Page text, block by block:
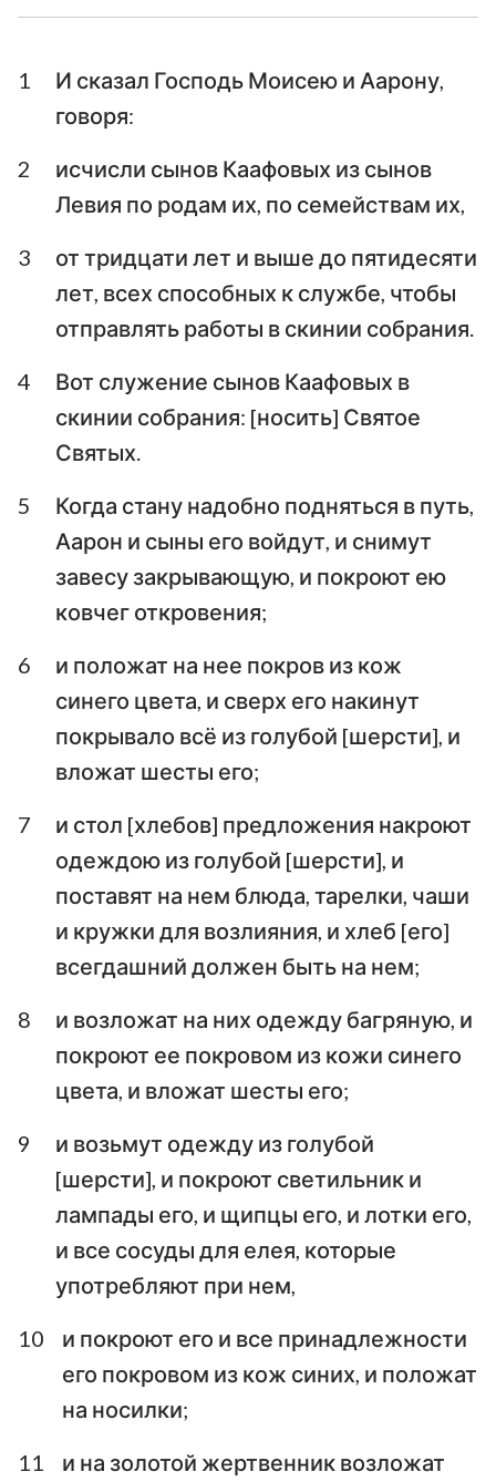
Есфирь Иов
Екклесиаст Песни Песней
Плач Иеремии Иезекииль
Даниил Осия
Иоиль Амос
Аввакум Софония
Аггей Захария
1
И сказал Господь Моисею и Аарону,
говоря:
2
исчисли сынов Каафовых из сынов
Левия по родам их, по семействам их,
3
от тридцати лет и выше до пятидесяти
лет, всех способных к службе, чтобы
отправлять работы в скинии собрания.
4
Вот служение сынов Каафовых в
скинии собрания: [носить] Святое
Святых.
5
Когда стану надобно подняться в путь,
Аарон и сыны его войдут, и снимут
завесу закрывающую, и покроют ею
ковчег откровения;
6
и положат на нее покров из кож
синего цвета, и сверх его накинут
покрывало всё из голубой [шерсти], и
вложат шесты его;
7
и стол [хлебов] предложения накроют
одеждою из голубой [шерсти], и
поставят на нем блюда, тарелки, чаши
и кружки для возлияния, и хлеб [его]
всегдашний должен быть на нем;
8
и возложат на них одежду багряную, и
покроют ее покровом из кожи синего
цвета, и вложат шесты его;
9
и возьмут одежду из голубой
[шерсти], и покроют светильник и
лампады его, и щипцы его, и лотки его,
и все сосуды для елея, которые
употребляют при нем,
10
и покроют его и все принадлежности
его покровом из кож синих, и положат
на носилки;
11
и на золотой жертвенник возложат